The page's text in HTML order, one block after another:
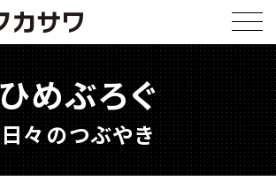
ひめぶろぐ
日々のつぶやき